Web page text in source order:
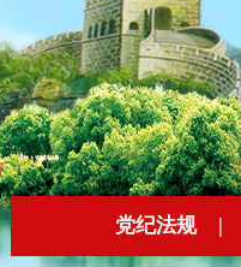
党纪法规 |